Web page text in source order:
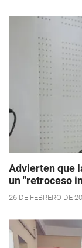
Advierten que
un "retroceso
26 DE FEBRERO DE